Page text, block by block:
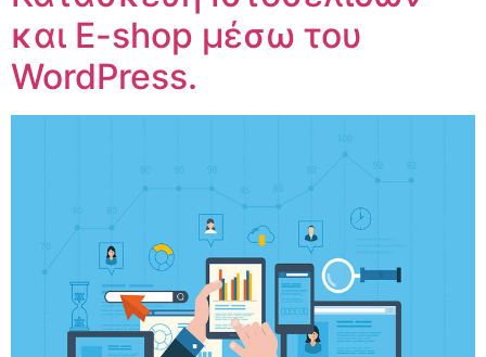
και E-shop μέσω του
WordPress.